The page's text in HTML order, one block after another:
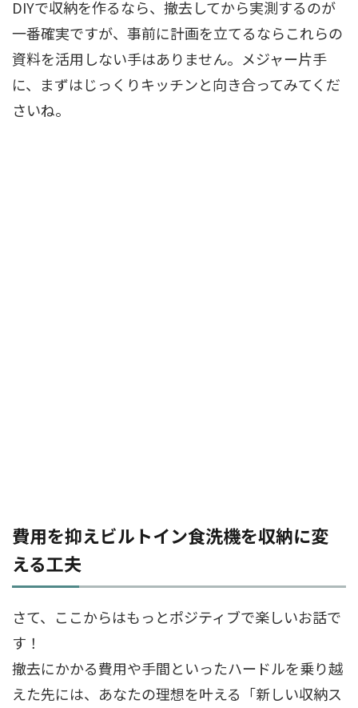
DIYで収納を作るなら、撤去してから実測するのが
一番確実ですが、事前に計画を立てるならこれらの
資料を活用しない手はありません。メジャー片手
に、まずはじっくりキッチンと向き合ってみてくだ
さいね。
費用を抑えビルトイン食洗機を収納に変
える工夫
さて、ここからはもっとポジティブで楽しいお話で
す！
撤去にかかる費用や手間といったハードルを乗り越
えた先には、あなたの理想を叶える「新しい収納ス